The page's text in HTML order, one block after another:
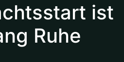
ist
Ruhe